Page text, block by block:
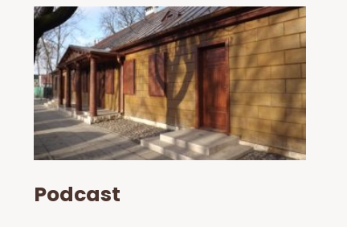
Podcast